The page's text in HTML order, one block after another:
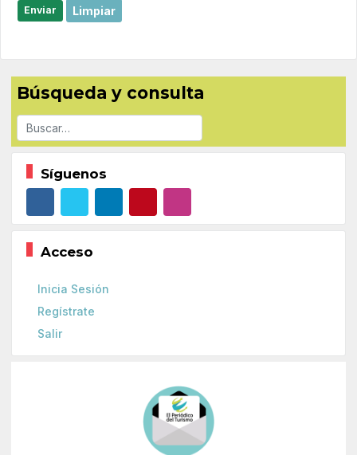
Enviar Limpiar
Búsqueda y consulta
Buscar
Síguenos
Acceso
Inicia Sesión
Regístrate
Salir